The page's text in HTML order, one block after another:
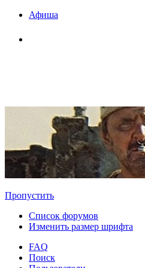
Афиша
Пропустить
Список форумов
Изменить размер шрифта
FAQ
Поиск